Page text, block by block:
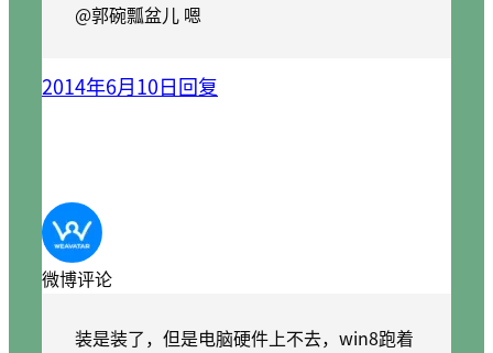
@郭碗瓢盆儿 嗯
2014年6月10日回复
微博评论
装是装了，但是电脑硬件上不去，win8跑着